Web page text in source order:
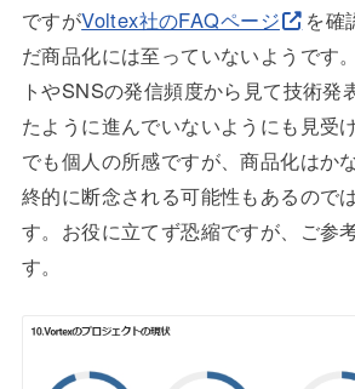
ですがVoltex社のFAQページ
を確
だ商品化には至っていないようです
トやSNSの発信頻度から見て技術発
たように進んでいないようにも見受
でも個人の所感ですが、商品化はか
終的に断念される可能性もあるので
す。お役に立てず恐縮ですが、ご参
す。